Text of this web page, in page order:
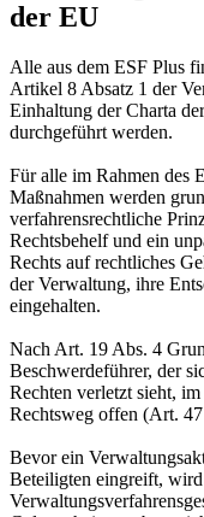
der EU
Alle aus dem ESF Plus
Artikel 8 Absatz 1 der
Einhaltung der Charta
durchgeführt werden.
Für alle im Rahmen des
Maßnahmen werden
verfahrensrechtliche
Rechtsbehelf und ein
Rechts auf rechtliches
der Verwaltung, ihre
eingehalten.
Nach Art. 19 Abs. 4
Beschwerdeführer, der
Rechten verletzt sieht,
Rechtsweg offen (Art.
Bevor ein
Beteiligten eingreift,